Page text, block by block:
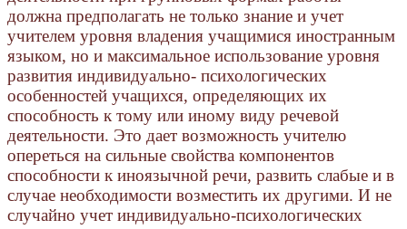
должна предполагать не только знание и учет
учителем уровня владения учащимися иностранным
языком, но и максимальное использование уровня
развития индивидуально- психологических
особенностей учащихся, определяющих их
способность к тому или иному виду речевой
деятельности. Это дает возможность учителю
опереться на сильные свойства компонентов
способности к иноязычной речи, развить слабые и в
случае необходимости возместить их другими. И не
случайно учет индивидуально-психологических